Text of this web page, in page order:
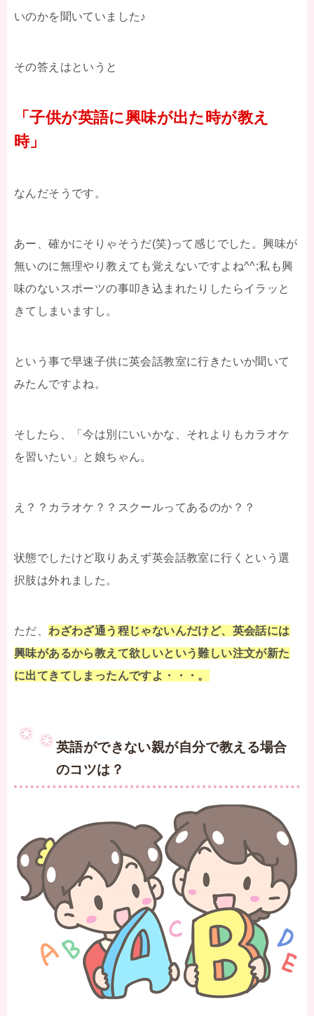
いのかを聞いていました♪
その答えはというと
「子供が英語に興味が出た時が教え
時」
なんだそうです。
あー、確かにそりゃそうだ(笑)って感じでした。興味が
無いのに無理やり教えても覚えないですよね^^;私も興
味のないスポーツの事叩き込まれたりしたらイラッと
きてしまいますし。
という事で早速子供に英会話教室に行きたいか聞いて
みたんですよね。
そしたら、「今は別にいいかな、それよりもカラオケ
を習いたい」と娘ちゃん。
え？？カラオケ？？スクールってあるのか？？
状態でしたけど取りあえず英会話教室に行くという選
択肢は外れました。
ただ、 わざわざ通う程じゃないんだけど、英会話には
興味があるから教えて欲しいという難しい注文が新た
に出てきてしまったんですよ・・・。
英語ができない親が自分で教える場合
のコツは？